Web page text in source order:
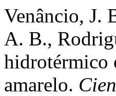
Venâncio, J.
A. B.,
hidrotérmico
amarelo.